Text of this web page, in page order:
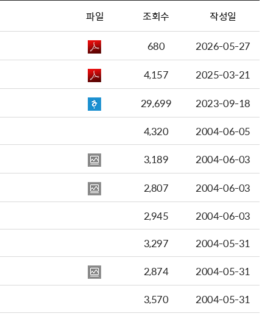
파일 조회수 작성일
680
2026-05-27
4,157
2025-03-21
29,699
2023-09-18
4,320
2004-06-05
3,189
2004-06-03
2,807
2004-06-03
2,945
2004-06-03
3,297
2004-05-31
2,874
2004-05-31
3,570
2004-05-31